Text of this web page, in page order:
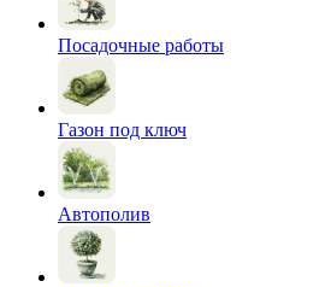
Посадочные работы
Газон под ключ
Автополив